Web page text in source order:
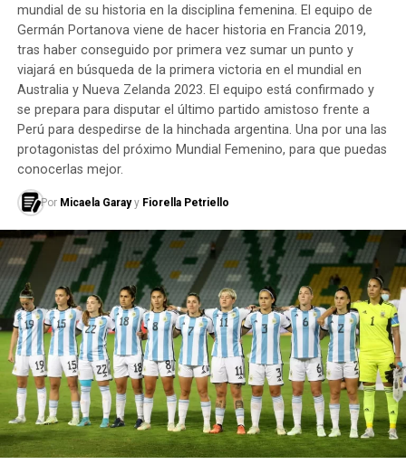
mundial de su historia en la disciplina femenina. El equipo de
Germán Portanova viene de hacer historia en Francia 2019,
tras haber conseguido por primera vez sumar un punto y
viajará en búsqueda de la primera victoria en el mundial en
Australia y Nueva Zelanda 2023. El equipo está confirmado y
se prepara para disputar el último partido amistoso frente a
Perú para despedirse de la hinchada argentina. Una por una las
protagonistas del próximo Mundial Femenino, para que puedas
conocerlas mejor.
Por Micaela Garayy Fiorella Petriello